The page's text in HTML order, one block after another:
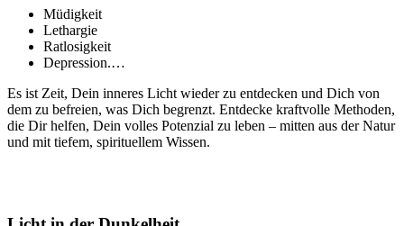
Müdig­keit
Lethar­gie
Rat­lo­sig­keit
Depres­si­on.…
Es ist Zeit, Dein inne­res Licht wie­der zu ent­de­cken und Dich von
dem zu befrei­en, was Dich begrenzt. Ent­de­cke kraft­vol­le Metho­den,
die Dir hel­fen, Dein vol­les Poten­zi­al zu leben – mit­ten aus der Natur
und mit tie­fem, spi­ri­tu­el­lem Wissen.